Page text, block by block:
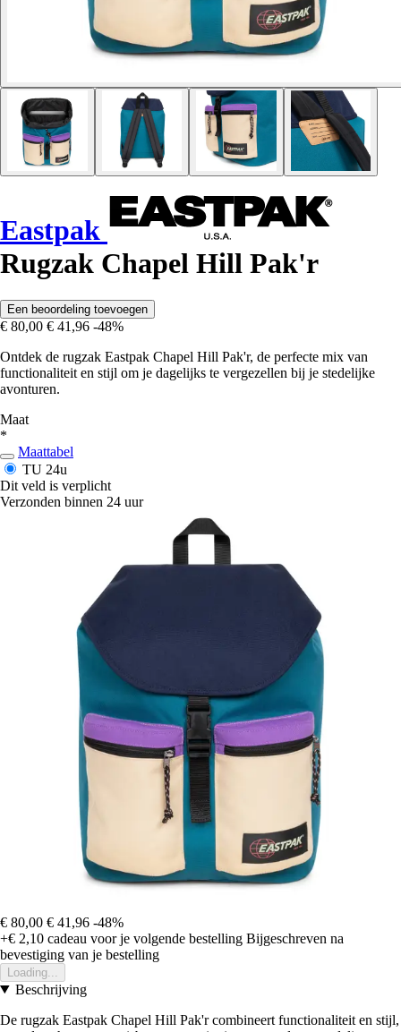
Eastpak
Rugzak Chapel Hill Pak'r
Een beoordeling toevoegen
€ 80,00 € 41,96 -48%
Ontdek de rugzak Eastpak Chapel Hill Pak'r, de perfecte mix van
functionaliteit en stijl om je dagelijks te vergezellen bij je stedelijke
avonturen.
Maat
*
Maattabel
TU 24u
Dit veld is verplicht
Verzonden binnen 24 uur
€ 80,00 € 41,96 -48%
+€ 2,10 cadeau voor je volgende bestelling Bijgeschreven na
bevestiging van je bestelling
Loading...
Beschrijving
De rugzak Eastpak Chapel Hill Pak'r combineert functionaliteit en stijl,